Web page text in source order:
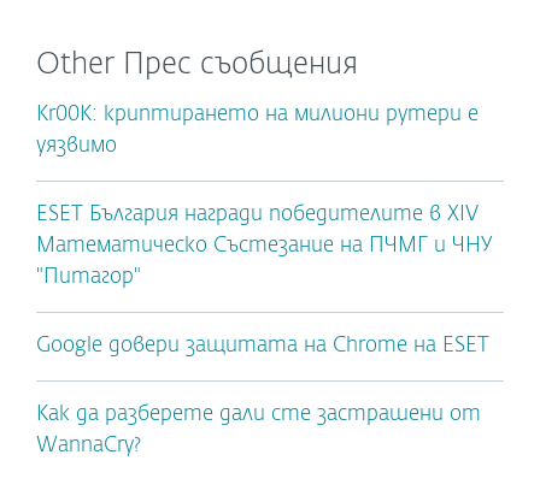
Other Прес съобщения
Kr00K: криптирането на милиони рутери е
уязвимо
ESET България награди победителите в XIV
Математическо Състезание на ПЧМГ и ЧНУ
"Питагор"
Google довери защитата на Chrome на ESET
Как да разберете дали сте застрашени от
WannaCry?